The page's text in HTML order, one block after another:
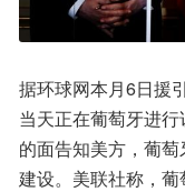
据环球网本月6日援
当天正在葡萄牙进
的面告知美方，葡
建设。美联社称，